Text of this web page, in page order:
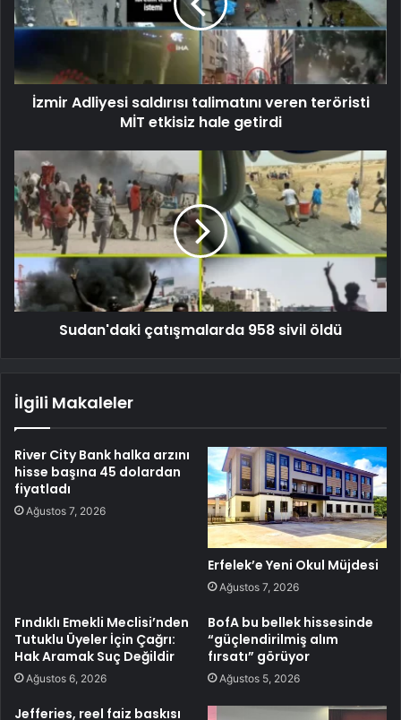
İzmir Adliyesi saldırısı talimatını veren teröristi
MİT etkisiz hale getirdi
Sudan'daki çatışmalarda 958 sivil öldü
İlgili Makaleler
River City Bank halka arzını
hisse başına 45 dolardan
fiyatladı
Ağustos 7, 2026
Erfelek’e Yeni Okul Müjdesi
Ağustos 7, 2026
Fındıklı Emekli Meclisi’nden
Tutuklu Üyeler İçin Çağrı:
Hak Aramak Suç Değildir
Ağustos 6, 2026
BofA bu bellek hissesinde
“güçlendirilmiş alım
fırsatı” görüyor
Ağustos 5, 2026
Jefferies, reel faiz baskısı